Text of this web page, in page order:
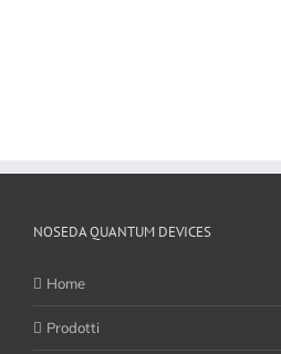
NOSEDA QUANTUM DEVICES
Home
Prodotti